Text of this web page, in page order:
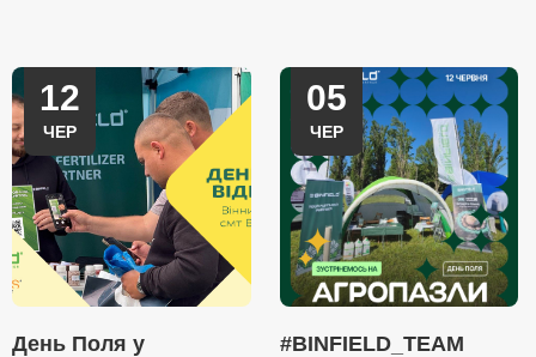
12
ЧЕР
День Поля у
05
ЧЕР
#BINFIELD_TEAM